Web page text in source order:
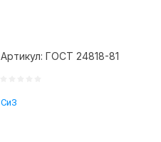
Артикул: ГОСТ 24818-81
СиЗ